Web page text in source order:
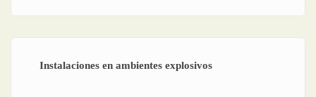
Instalaciones en ambientes explosivos